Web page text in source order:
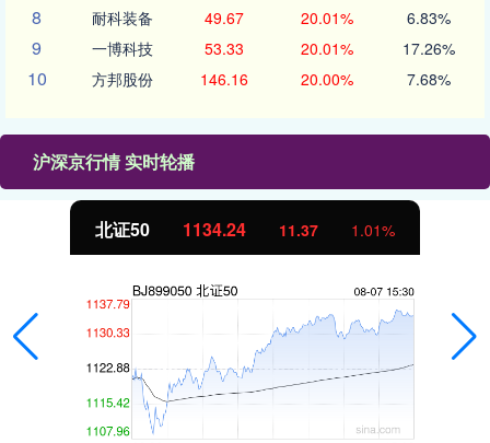
8 耐科装备 49.67 20.01% 6.83%
9 一博科技 53.33 20.01% 17.26%
10 方邦股份 146.16 20.00% 7.68%
沪深京行情 实时轮播
北证50 1134.24 11.37 1.01%